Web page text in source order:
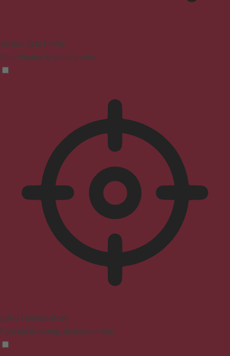
Seizure Safe Profile
Clear flashes & reduces color
ADHD Friendly Mode
Focused browsing, distraction-free